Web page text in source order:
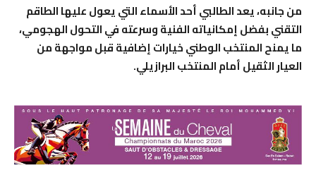
من جانبه، يعد الطالبي أحد الأسماء التي يعول عليها الطاقم
التقني بفضل إمكانياته الفنية وسرعته في التحول الهجومي،
ما يمنح المنتخب الوطني خيارات إضافية قبل مواجهة من
العيار الثقيل أمام المنتخب البرازيلي.